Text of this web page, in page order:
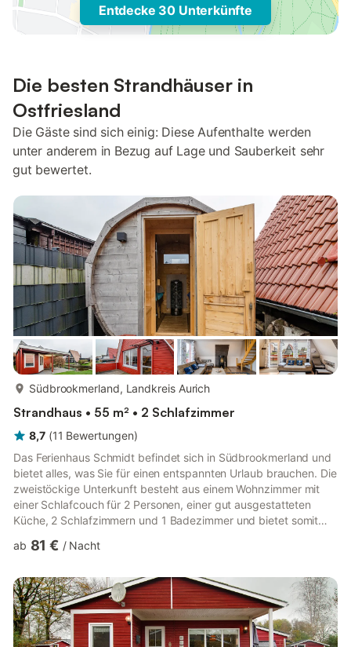
Entdecke 30 Unterkünfte
Die besten Strandhäuser in
Ostfriesland
Die Gäste sind sich einig: Diese Aufenthalte werden
unter anderem in Bezug auf Lage und Sauberkeit sehr
gut bewertet.
Südbrookmerland, Landkreis Aurich
Strandhaus • 55 m² • 2 Schlafzimmer
8,7 (11 Bewertungen)
Das Ferienhaus Schmidt befindet sich in Südbrookmerland und
bietet alles, was Sie für einen entspannten Urlaub brauchen. Die
zweistöckige Unterkunft besteht aus einem Wohnzimmer mit
einer Schlafcouch für 2 Personen, einer gut ausgestatteten
Küche, 2 Schlafzimmern und 1 Badezimmer und bietet somit
WLAN, ein TV, ein Ventilator sowie eine Waschmaschine.
Gebühr genutzt werden und eine Tischtennisplatte ist auf der
Unterkunft vorhanden. Dieses Ferienhaus bietet einen privaten
Außenberei...
ab 81 € / Nacht